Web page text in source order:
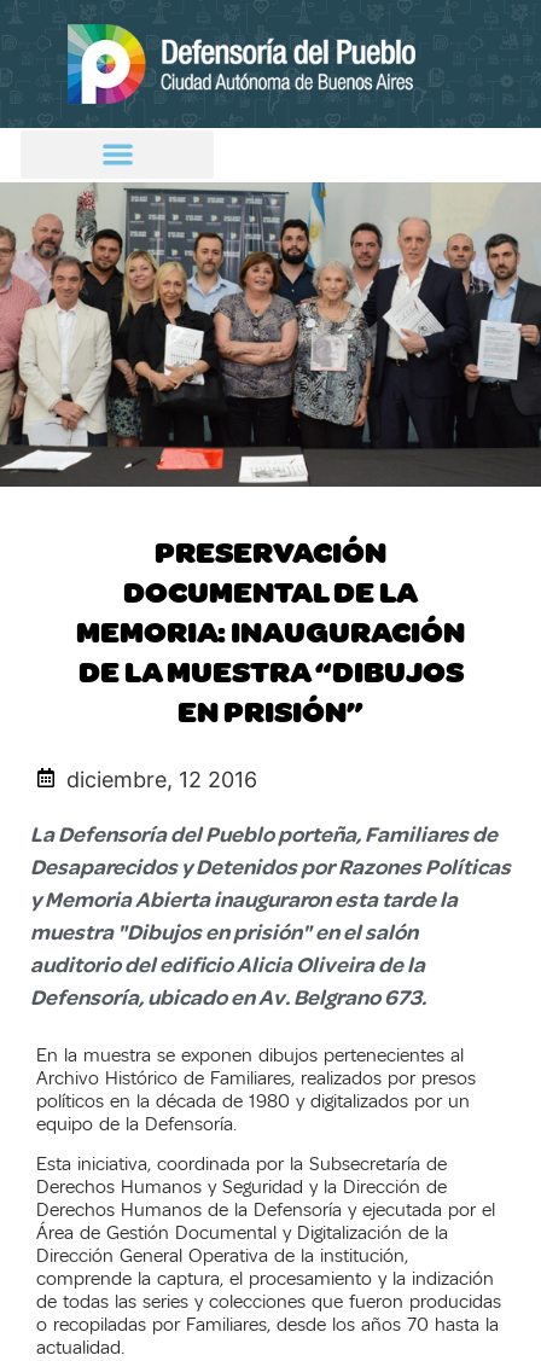
PRESERVACIÓN
DOCUMENTAL DE LA
MEMORIA: INAUGURACIÓN
DE LA MUESTRA “DIBUJOS
EN PRISIÓN”
diciembre, 12 2016
La Defensoría del Pueblo porteña, Familiares de
Desaparecidos y Detenidos por Razones Políticas
y Memoria Abierta inauguraron esta tarde la
muestra "Dibujos en prisión" en el salón
auditorio del edificio Alicia Oliveira de la
Defensoría, ubicado en Av. Belgrano 673.
En la muestra se exponen dibujos pertenecientes al
Archivo Histórico de Familiares, realizados por presos
políticos en la década de 1980 y digitalizados por un
equipo de la Defensoría.
Esta iniciativa, coordinada por la Subsecretaría de
Derechos Humanos y Seguridad y la Dirección de
Derechos Humanos de la Defensoría y ejecutada por el
Área de Gestión Documental y Digitalización de la
Dirección General Operativa de la institución,
comprende la captura, el procesamiento y la indización
de todas las series y colecciones que fueron producidas
o recopiladas por Familiares, desde los años 70 hasta la
actualidad.